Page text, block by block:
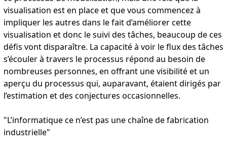
visualisation est en place et que vous commencez à
impliquer les autres dans le fait d’améliorer cette
visualisation et donc le suivi des tâches, beaucoup de ces
défis vont disparaître. La capacité à voir le flux des tâches
s’écouler à travers le processus répond au besoin de
nombreuses personnes, en offrant une visibilité et un
aperçu du processus qui, auparavant, étaient dirigés par
l’estimation et des conjectures occasionnelles.
"L’informatique ce n’est pas une chaîne de fabrication
industrielle"